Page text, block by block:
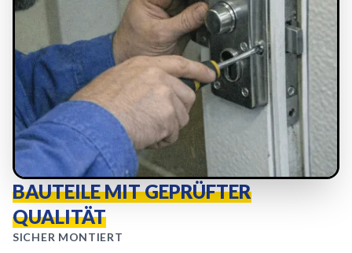
BAUTEILE MIT GEPRÜFTER
QUALITÄT
SICHER MONTIERT